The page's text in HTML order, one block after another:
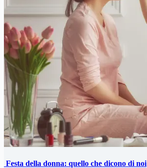
Festa della donna: quello che dicono di noi